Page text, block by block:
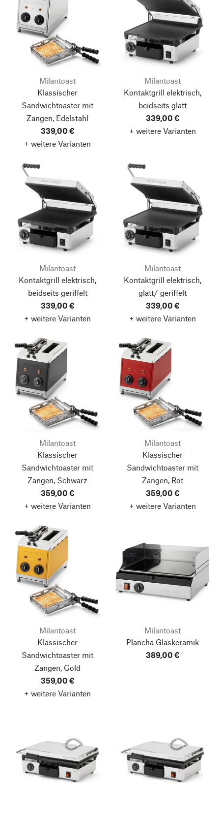
Milantoast
Klassischer
Sandwichtoaster mit
Zangen, Edelstahl
339,00 €
+ weitere Varianten
Milantoast
Kontaktgrill elektrisch,
beidseits glatt
339,00 €
+ weitere Varianten
Milantoast
Kontaktgrill elektrisch,
beidseits geriffelt
339,00 €
+ weitere Varianten
Milantoast
Kontaktgrill elektrisch,
glatt/ geriffelt
339,00 €
+ weitere Varianten
Milantoast
Klassischer
Sandwichtoaster mit
Zangen, Schwarz
359,00 €
+ weitere Varianten
Milantoast
Klassischer
Sandwichtoaster mit
Zangen, Rot
359,00 €
+ weitere Varianten
Milantoast
Klassischer
Sandwichtoaster mit
Zangen, Gold
359,00 €
+ weitere Varianten
Milantoast
Plancha Glaskeramik
389,00 €